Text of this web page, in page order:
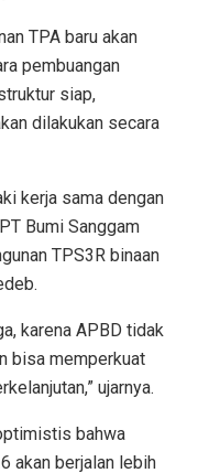
TPA baru akan
pembuangan
siap,
dilakukan secara
kerja sama dengan
Bumi Sanggam
TPS3R binaan
karena APBD tidak
bisa memperkuat
ujarnya.
bahwa
akan berjalan lebih